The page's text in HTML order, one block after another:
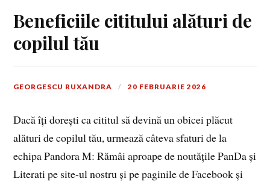
Beneficiile cititului alături de
copilul tău
GEORGESCU RUXANDRA 20 FEBRUARIE 2026
Dacă îți dorești ca cititul să devină un obicei plăcut
alături de copilul tău, urmează câteva sfaturi de la
echipa Pandora M: Rămâi aproape de noutățile PanDa și
Literati pe site-ul nostru și pe paginile de Facebook și